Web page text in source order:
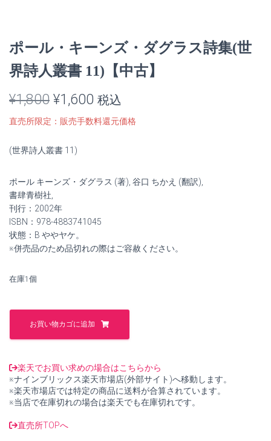
ポール・キーンズ・ダグラス詩集(世
界詩人叢書 11)【中古】
¥1,800 元
の
価
は
¥1,800
で
し
¥1,600 現
在
格
で
税込
直売所限定：販売手数料還元価格
(世界詩人叢書 11)
ポール キーンズ・ダグラス (著), 谷口 ちかえ (翻訳),
書肆青樹社,
刊行：2002年
ISBN：978-4883741045
状態：B ややヤケ。
※併売品のため品切れの際はご容赦ください。
在庫1個
ポ
キ
ン
ズ・
ダ
グ
ス
お買い物カゴに追加
楽天でお買い求めの場合はこちらから
※ナインブリックス楽天市場店(外部サイト)へ移動します。
※楽天市場店では特定の商品に送料が合算されています。
※当店で在庫切れの場合は楽天でも在庫切れです。
直売所TOPへ